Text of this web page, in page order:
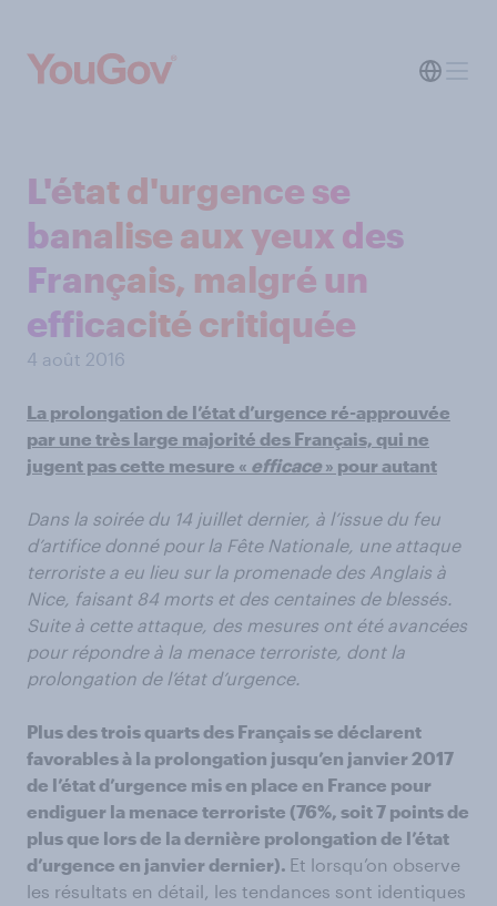
L'état d'urgence se
banalise aux yeux des
Français, malgré un
efficacité critiquée
4 août 2016
La prolongation de l’état d’urgence ré-approuvée
par une très large majorité des Français, qui ne
jugent pas cette mesure « efficace » pour autant
Dans la soirée du 14 juillet dernier, à l’issue du feu
d’artifice donné pour la Fête Nationale, une attaque
terroriste a eu lieu sur la promenade des Anglais à
Nice, faisant 84 morts et des centaines de blessés.
Suite à cette attaque, des mesures ont été avancées
pour répondre à la menace terroriste, dont la
prolongation de l’état d’urgence.
Plus des trois quarts des Français se déclarent
favorables à la prolongation jusqu’en janvier 2017
de l’état d’urgence mis en place en France pour
endiguer la menace terroriste (76%, soit 7 points de
plus que lors de la dernière prolongation de l’état
d’urgence en janvier dernier). Et lorsqu’on observe
les résultats en détail, les tendances sont identiques